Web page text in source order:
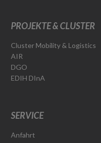
PROJEKTE & CLUSTER
Cluster Mobility & Logistics
AIR
DGO
EDIH DInA
SERVICE
Anfahrt